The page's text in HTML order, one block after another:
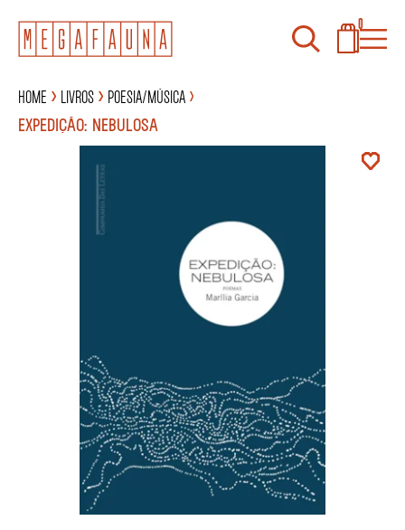
0
Home Livros
Poesia/Música
EXPEDIÇÃO: NEBULOSA